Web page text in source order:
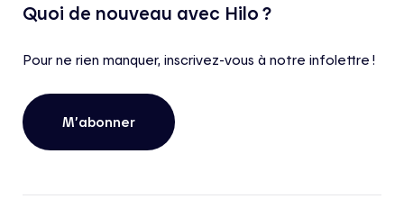
Quoi de nouveau avec Hilo ?
Pour ne rien manquer, inscrivez-vous à notre infolettre !
M’abonner